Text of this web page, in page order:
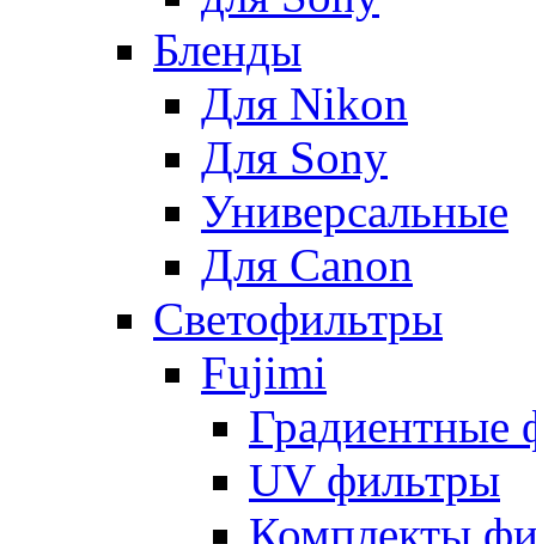
Бленды
Для Nikon
Для Sony
Универсальные
Для Canon
Светофильтры
Fujimi
Градиентные
UV фильтры